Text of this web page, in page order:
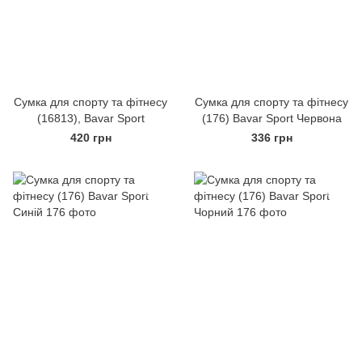
Сумка для спорту та фітнесу
(16813), Bavar Sport
420 грн
Сумка для спорту та фітнесу
(176) Bavar Sport Червона
336 грн